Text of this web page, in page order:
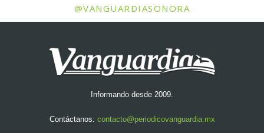
@VANGUARDIASONORA
Informando desde 2009.
Contáctanos: contacto@periodicovanguardia.mx